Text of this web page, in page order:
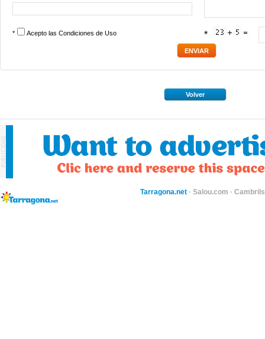
* Acepto las Condiciones de Uso *
Volver
Tarragona.net · Salou.com ·